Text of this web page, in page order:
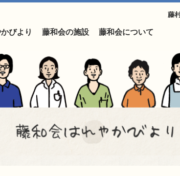
びより 藤和会の施設 藤和会について